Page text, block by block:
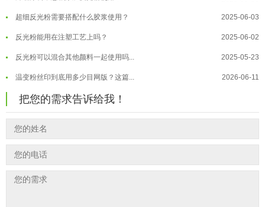
温变粉"罢工"指南：为... 2026-07-10
温变粉到底怕不怕酸碱和酒精？ 2026-07-09
温变粉"烤"问：长期加... 2026-07-07
温变粉耐温真相：注塑"高温炼... 2026-07-03
夜间安全卫士：丝印反光粉搭配全攻...
超细反光粉需要搭配什么胶浆使用？ 2025-06-03
反光粉能用在注塑工艺上吗？ 2025-06-02
反光粉可以混合其他颜料一起使用吗... 2025-05-23
温变粉丝印到底用多少目网版？这篇... 2026-06-11
反光粉太久不用结块要怎么处理？
印花温变粉最适合用在什么行业上呢... 2025-06-20
油性反光粉怎么印花效果最好？
超细反光粉怎么印牢度才会更好？
反光粉是永久有效的吗？能用多久？
把您的需求告诉给我！